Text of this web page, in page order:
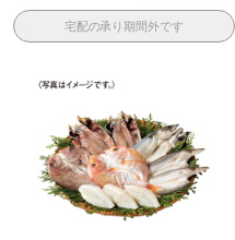
宅配の承り期間外です